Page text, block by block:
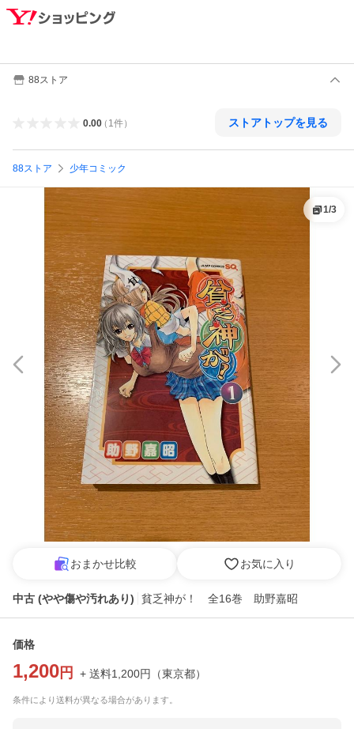
88ストア
0.00（ 1件） ストアトップを見る
88ストア 少年コミック
1/3
おまかせ比較 お気に入り
中古 (やや傷や汚れあり) 貧乏神が！ 全16巻 助野嘉昭
価格
1,200 円 + 送料1,200円 （東京都）
条件により送料が異なる場合があります。